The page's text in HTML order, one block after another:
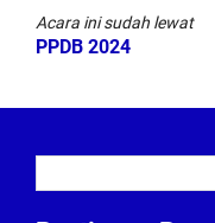
Acara ini sudah lewat
PPDB 2024